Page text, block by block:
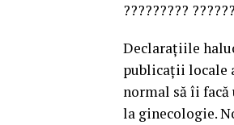
?????????
Declarațiile
publicații locale
normal să îi
la ginecologie.